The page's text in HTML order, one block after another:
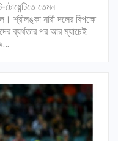
তেমন
শ্রীলঙ্কা নারী দলের বিপক্ষে
ব্যর্থতার পর আর ম্যাচেই